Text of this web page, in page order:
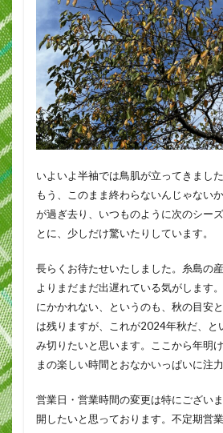
いよいよ半袖では鳥肌が立ってきまし
もう、このまま終わらないんじゃない
が過ぎ去り、いつものように次のシー
とに、少しだけ驚いたりしています。
長らくお待たせいたしました。糸島の
よりまだまだ出遅れている気がします
にかかれない、というのも、秋の目安
は残りますが、これが2024年秋だ、と
み切りたいと思います。ここから年明
まの楽しい時間とおなかいっぱいに注
営業日・営業時間の変更は特にござい
開したいと思っております。不定期営